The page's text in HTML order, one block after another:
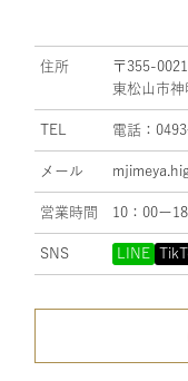
住所
〒355-0021
東松山市
TEL 電話：
メール
営業時間 10：00ー
SNS LINE